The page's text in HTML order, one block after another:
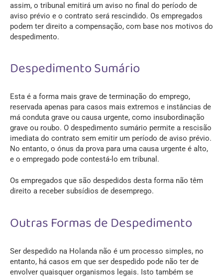
assim, o tribunal emitirá um aviso no final do período de
aviso prévio e o contrato será rescindido. Os empregados
podem ter direito a compensação, com base nos motivos do
despedimento.
Despedimento Sumário
Esta é a forma mais grave de terminação do emprego,
reservada apenas para casos mais extremos e instâncias de
má conduta grave ou causa urgente, como insubordinação
grave ou roubo. O despedimento sumário permite a rescisão
imediata do contrato sem emitir um período de aviso prévio.
No entanto, o ónus da prova para uma causa urgente é alto,
e o empregado pode contestá-lo em tribunal.
Os empregados que são despedidos desta forma não têm
direito a receber subsídios de desemprego.
Outras Formas de Despedimento
Ser despedido na Holanda não é um processo simples, no
entanto, há casos em que ser despedido pode não ter de
envolver quaisquer organismos legais. Isto também se